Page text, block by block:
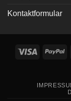
Kontaktformular
Visa